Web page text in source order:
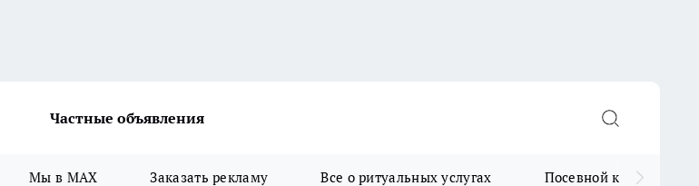
Частные объявления
Мы в MAX Заказать рекламу Все о ритуальных услугах Посевной календарь